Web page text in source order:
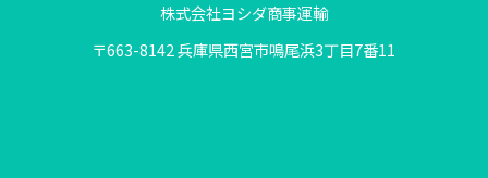
株式会社ヨシダ商事運輸
〒663-8142 兵庫県西宮市鳴尾浜3丁目7番11